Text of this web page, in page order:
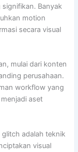
Banyak
motion
secara visual
mulai dari konten
perusahaan.
workflow yang
aset
adalah teknik
visual